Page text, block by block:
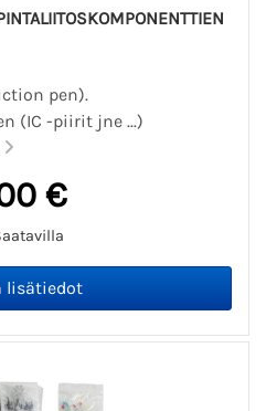
pen).
(IC -piirit jne ...)
€